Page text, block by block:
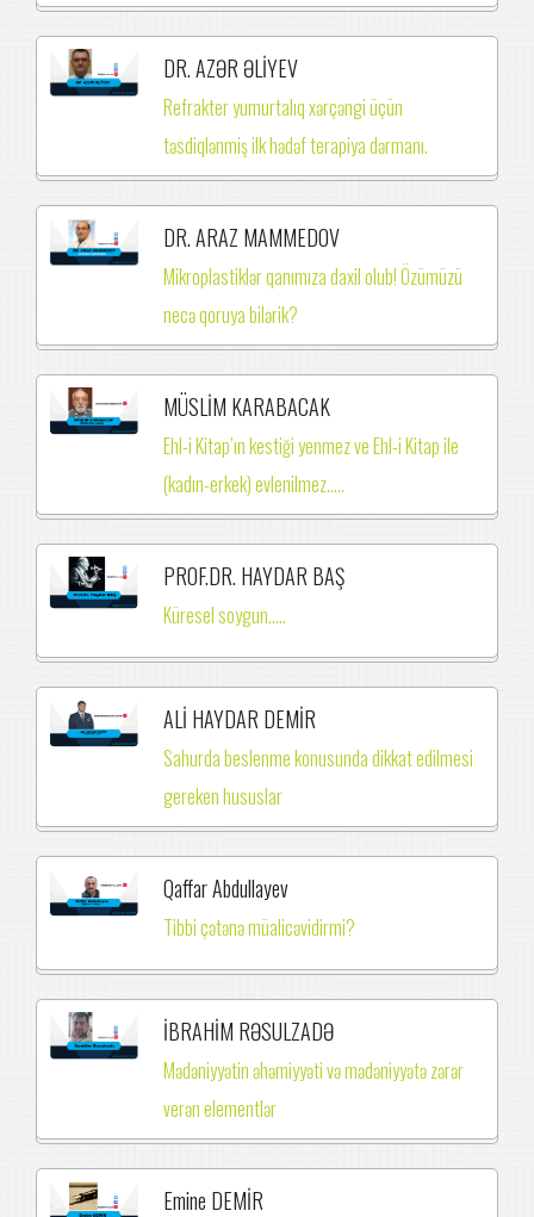
DR. AZƏR ƏLİYEV
Refrakter yumurtalıq xərçəngi üçün
təsdiqlənmiş ilk hədəf terapiya dərmanı.
DR. ARAZ MAMMEDOV
Mikroplastiklər qanımıza daxil olub! Özümüzü
necə qoruya bilərik?
MÜSLİM KARABACAK
Ehl-i Kitap’ın kestiği yenmez ve Ehl-i Kitap ile
(kadın-erkek) evlenilmez.….
PROF.DR. HAYDAR BAŞ
Küresel soygun.....
ALİ HAYDAR DEMİR
Sahurda beslenme konusunda dikkat edilmesi
gereken hususlar
Qaffar Abdullayev
Tibbi çətənə müalicəvidirmi?
İBRAHİM RƏSULZADƏ
Mədəniyyətin əhəmiyyəti və mədəniyyətə zərər
verən elementlər
Emine DEMİR